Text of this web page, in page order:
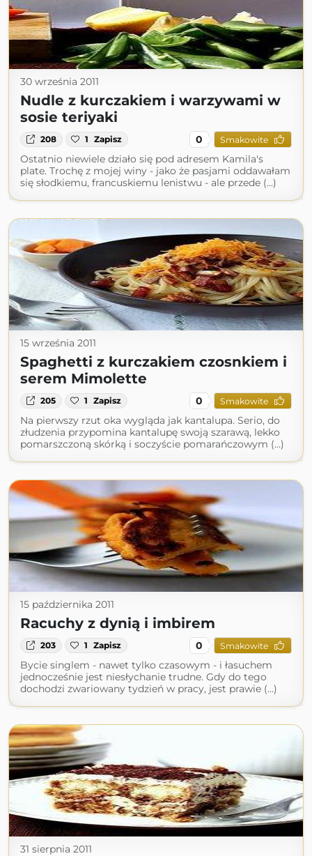
30 września 2011
Nudle z kurczakiem i warzywami w
sosie teriyaki
208 1 Zapisz 0 Smakowite
Ostatnio niewiele działo się pod adresem Kamila's
plate. Trochę z mojej winy - jako że pasjami oddawałam
się słodkiemu, francuskiemu lenistwu - ale przede (...)
15 września 2011
Spaghetti z kurczakiem czosnkiem i
serem Mimolette
205 1 Zapisz 0 Smakowite
Na pierwszy rzut oka wygląda jak kantalupa. Serio, do
złudzenia przypomina kantalupę swoją szarawą, lekko
pomarszczoną skórką i soczyście pomarańczowym (...)
15 października 2011
Racuchy z dynią i imbirem
203 1 Zapisz 0 Smakowite
Bycie singlem - nawet tylko czasowym - i łasuchem
jednocześnie jest niesłychanie trudne. Gdy do tego
dochodzi zwariowany tydzień w pracy, jest prawie (...)
31 sierpnia 2011